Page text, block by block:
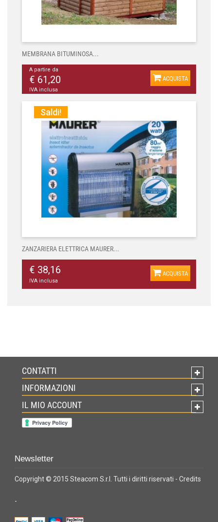
MEMBRANA BITUMINOSA...
A partire da
€ 61,20
IVA inclusa
ACQUISTA
Saldi!
ZANZARIERA ELETTRICA MAURER...
€ 38,16
IVA inclusa
ACQUISTA
CONTATTI
INFORMAZIONI
IL MIO ACCOUNT
Newsletter
Copyright © 2015 Steacom S.r.l. Tutti i diritti riservati - Credits
-